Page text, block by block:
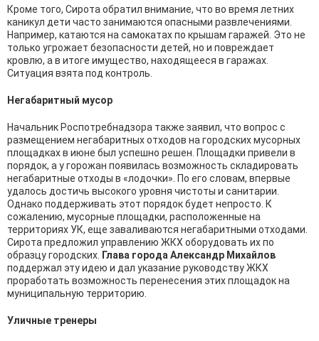
Кроме того, Сирота обратил внимание, что во время летних
каникул дети часто занимаются опасными развлечениями.
Например, катаются на самокатах по крышам гаражей. Это не
только угрожает безопасности детей, но и повреждает
кровлю, а в итоге имущество, находящееся в гаражах.
Ситуация взята под контроль.
Негабаритный мусор
Начальник Роспотребнадзора также заявил, что вопрос с
размещением негабаритных отходов на городских мусорных
площадках в июне был успешно решен. Площадки привели в
порядок, а у горожан появилась возможность складировать
негабаритные отходы в «лодочки». По его словам, впервые
удалось достичь высокого уровня чистоты и санитарии.
Однако поддерживать этот порядок будет непросто. К
сожалению, мусорные площадки, расположенные на
территориях УК, еще заваливаются негабаритными отходами.
Сирота предложил управлению ЖКХ оборудовать их по
образцу городских. Глава города Александр Михайлов
поддержал эту идею и дал указание руководству ЖКХ
проработать возможность перенесения этих площадок на
муниципальную территорию.
Уличные тренеры